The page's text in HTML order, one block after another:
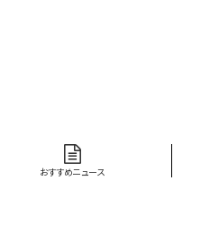
おすすめニュース